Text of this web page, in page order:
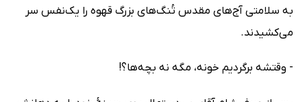
به سلامتی آج‌های مقدس تُنگ‌های بزرگ قهوه را یک‌نفس سر
می‌کشیدند.
- وقتشه برگردیم خونه، مگه نه بچه‌ها؟!